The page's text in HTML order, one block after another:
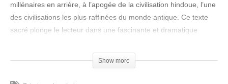
millénaires en arrière, à l’apogée de la civilisation hindoue, l’une
des civilisations les plus raffinées du monde antique. Ce texte
sacré plonge le lecteur dans une fascinante et dramatique
En lisant le texte avec attention, nous avons la surprise de
découvrir que les dieux étaient faits de chair et de sang, qu’ils
Show more